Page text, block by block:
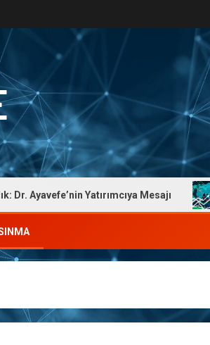
Yatırımcıya Mesajı